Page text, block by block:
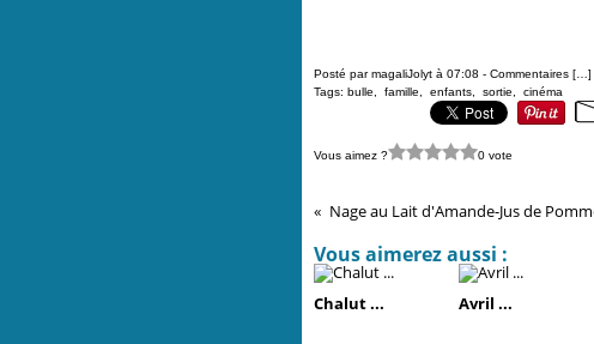
Posté par magaliJolyt à 07:08 - Commentaires [ ]
Tags: bulle famille enfants sortie cinéma
Vous aimez ? 0 vote
Vous aimerez aussi :
Chalut ... Avril ...